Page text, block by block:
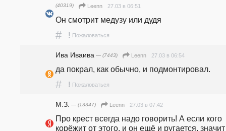
(40319)
Leenn 27.03 в 06:51
Он смотрит медузу или дудя
# ! Пожаловаться
Ива Иваива — (7443) Leenn 27.03 в 06:54
да покрал, как обычно, и подмонтировал.
# ! Пожаловаться
М.З. — (13347) Leenn 27.03 в 07:42
Про крест всегда надо говорить! А если кого
корёжит от этого, и он ещё и ругается, значит